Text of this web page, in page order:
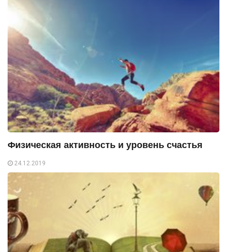
Физическая активность и уровень счастья
24.12.2019